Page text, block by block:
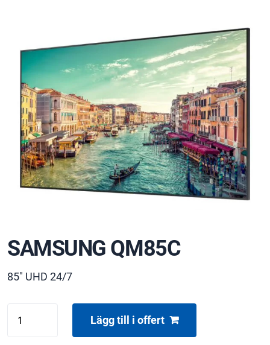
SAMSUNG QM85C
85" UHD 24/7
QM85C
Lägg till i offert